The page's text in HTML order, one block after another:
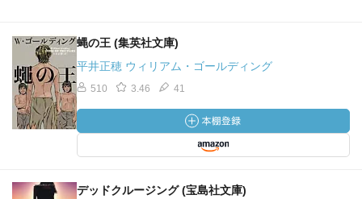
蝿の王 (集英社文庫)
平井正穂 ウィリアム・ゴールディング
510 3.46 41
デッドクルージング (宝島社文庫)